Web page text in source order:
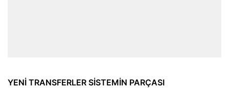
YENİ TRANSFERLER SİSTEMİN PARÇASI